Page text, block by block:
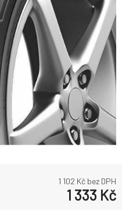
1 102 Kč bez DPH
1 333 Kč